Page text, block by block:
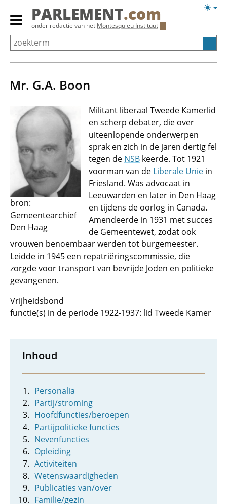
Overslaan
Primair
menu
tonen/verbergen
PARLEMENT.com
onder redactie van het Montesquieu Instituut
Mr. G.A. Boon
bron:
Gemeentearchief
Den Haag
Militant liberaal Tweede Kamerlid
en scherp debater, die over
uiteenlopende onderwerpen
sprak en zich in de jaren dertig fel
tegen de NSB keerde. Tot 1921
voorman van de Liberale Unie in
Friesland. Was advocaat in
Leeuwarden en later in Den Haag
en tijdens de oorlog in Canada.
Amendeerde in 1931 met succes
de Gemeentewet, zodat ook
vrouwen benoembaar werden tot burgemeester.
Leidde in 1945 een repatriëringscommissie, die
zorgde voor transport van bevrijde Joden en politieke
gevangenen.
Vrijheidsbond
functie(s) in de periode 1922-1937: lid Tweede Kamer
Inhoud
Personalia
Partij/stroming
Hoofdfuncties/beroepen
Partijpolitieke functies
Nevenfuncties
Opleiding
Activiteiten
Wetenswaardigheden
Publicaties van/over
Familie/gezin